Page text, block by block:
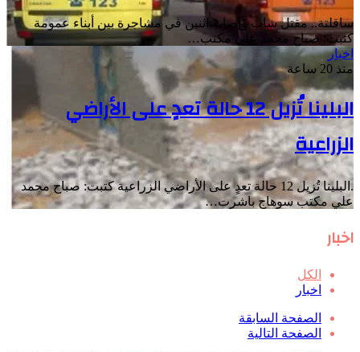
ساقلتة.. مقتل شاب وإصابة اثنين في مشاجرة بين أبناء عمومة
كتبت: صباح محمد علي مكتب…
اخبار
منذ 20 ساعة
البلينا تُزيل 12 حالة تعدٍ على الأراضي
الزراعية
.البلينا تُزيل 12 حالة تعدٍ على الأراضي الزراعية كتبت: صباح محمد
علي مكتب سوهاج باشرت…
اخبار
الكل
اخبار
الصفحة السابقة
الصفحة التالية